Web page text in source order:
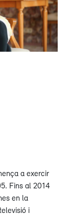
a exercir
Fins al 2014
en la
i